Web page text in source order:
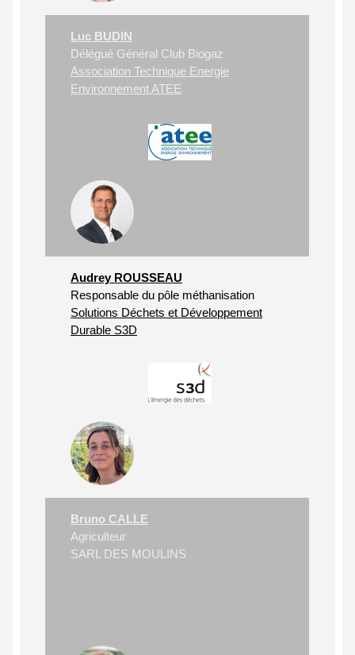
Luc BUDIN
Délégué Général Club Biogaz
Association Technique Energie
Environnement ATEE
Audrey ROUSSEAU
Responsable du pôle méthanisation
Solutions Déchets et Développement
Durable S3D
Bruno CALLE
Agriculteur
SARL DES MOULINS